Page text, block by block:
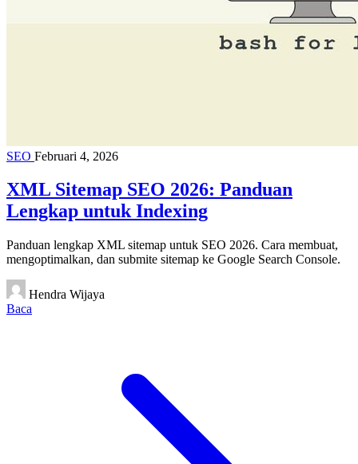
SEO Februari 4, 2026
XML Sitemap SEO 2026: Panduan
Lengkap untuk Indexing
Panduan lengkap XML sitemap untuk SEO 2026. Cara membuat,
mengoptimalkan, dan submite sitemap ke Google Search Console.
Hendra Wijaya
Baca